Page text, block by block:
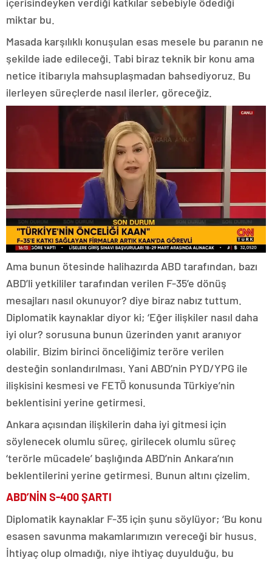
miktar bu.
Masada karşılıklı konuşulan esas mesele bu paranın ne
şekilde iade edileceği. Tabi biraz teknik bir konu ama
netice itibarıyla mahsuplaşmadan bahsediyoruz. Bu
ilerleyen süreçlerde nasıl ilerler, göreceğiz.
Ama bunun ötesinde halihazırda ABD tarafından, bazı
ABD’li yetkililer tarafından verilen F-35’e dönüş
mesajları nasıl okunuyor? diye biraz nabız tuttum.
Diplomatik kaynaklar diyor ki; ‘Eğer ilişkiler nasıl daha
iyi olur? sorusuna bunun üzerinden yanıt aranıyor
olabilir. Bizim birinci önceliğimiz teröre verilen
desteğin sonlandırılması. Yani ABD’nin PYD/YPG ile
ilişkisini kesmesi ve FETÖ konusunda Türkiye’nin
beklentisini yerine getirmesi.
Ankara açısından ilişkilerin daha iyi gitmesi için
söylenecek olumlu süreç, girilecek olumlu süreç
‘terörle mücadele’ başlığında ABD’nin Ankara’nın
beklentilerini yerine getirmesi. Bunun altını çizelim.
ABD’NİN S-400 ŞARTI
Diplomatik kaynaklar F-35 için şunu söylüyor; ‘Bu konu
esasen savunma makamlarımızın vereceği bir husus.
İhtiyaç olup olmadığı, niye ihtiyaç duyulduğu, bu